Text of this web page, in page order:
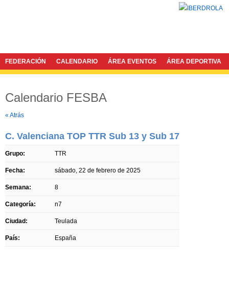
FEDERACIÓN CALENDARIO ÁREA EVENTOS ÁREA DEPORTIVA
Calendario FESBA
« Atrás
C. Valenciana TOP TTR Sub 13 y Sub 17
Grupo: TTR
Fecha: sábado, 22 de febrero de 2025
Semana: 8
Categoría: n7
Ciudad: Teulada
País: España